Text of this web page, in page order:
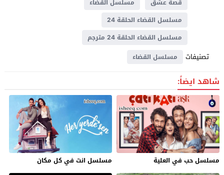
قصة عشق
مسلسل القضاء
مسلسل القضاء الحلقة 24
مسلسل القضاء الحلقة 24 مترجم
تصنيفات مسلسل القضاء
شاهد ايضاً:
مسلسل حب في العلية مسلسل انت في كل مكان